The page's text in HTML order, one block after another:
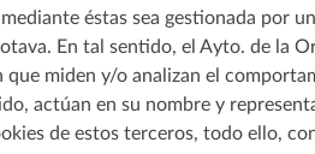
éstas sea gestionada por
En tal sentido, el Ayto. de la
miden y/o analizan el
actúan en su nombre y
de estos terceros, todo ello,